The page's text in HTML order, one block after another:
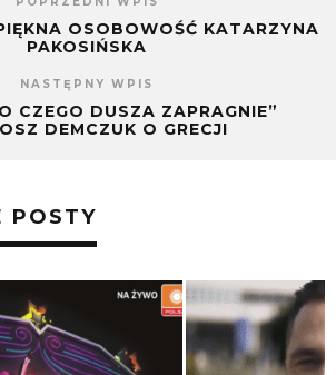
OSOBOWOŚĆ KATARZYNA
PAKOSIŃSKA
NASTĘPNY WPIS
CZEGO DUSZA ZAPRAGNIE”
DEMCZUK O GRECJI
POSTY